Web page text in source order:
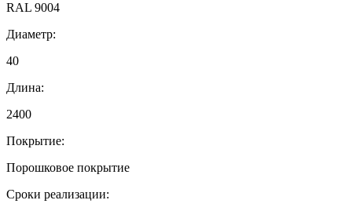
RAL 9004
Диаметр:
40
Длина:
2400
Покрытие:
Порошковое покрытие
Сроки реализации: